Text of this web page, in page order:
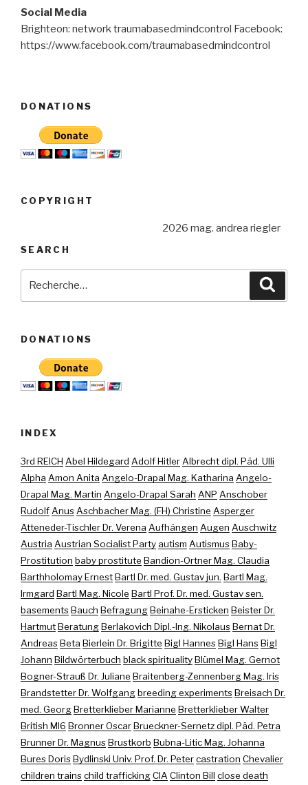
Social Media
Brighteon: network traumabasedmindcontrol Facebook:
https://www.facebook.com/traumabasedmindcontrol
DONATIONS
COPYRIGHT
2026 mag. andrea riegler
SEARCH
DONATIONS
INDEX
3rd REICH Abel Hildegard Adolf Hitler Albrecht dipl. Päd. Ulli
Alpha Amon Anita Angelo-Drapal Mag. Katharina Angelo-
Drapal Mag. Martin Angelo-Drapal Sarah ANP Anschober
Rudolf Anus Aschbacher Mag. (FH) Christine Asperger
Atteneder-Tischler Dr. Verena Aufhängen Augen Auschwitz
Austria Austrian Socialist Party autism AutismusBaby-
Prostitution baby prostitute Bandion-Ortner Mag. Claudia
Barthholomay ErnestBartl Dr. med. Gustav jun. Bartl Mag.
Irmgard Bartl Mag. Nicole Bartl Prof. Dr. med. Gustav sen.
basementsBauch BefragungBeinahe-Ersticken Beister Dr.
HartmutBeratungBerlakovich Dipl.-Ing. NikolausBernat Dr.
AndreasBeta Bierlein Dr. Brigitte Bigl HannesBigl HansBigl
Johann Bildwörterbuch black spiritualityBlümel Mag. Gernot
Bogner-Strauß Dr. Juliane Braitenberg-Zennenberg Mag. Iris
Brandstetter Dr. Wolfgangbreeding experimentsBreisach Dr.
med. GeorgBretterklieber Marianne Bretterklieber Walter
British MI6 Bronner OscarBrueckner-Sernetz dipl. Päd. Petra
Brunner Dr. MagnusBrustkorb Bubna-Litic Mag. Johanna
Bures DorisBydlinski Univ. Prof. Dr. Petercastration Chevalier
children trainschild traffickingCIA Clinton Bill close death